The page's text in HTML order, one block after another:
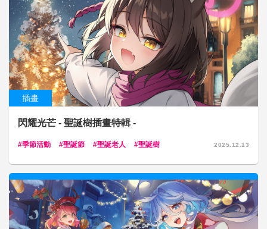
插畫
閃耀光芒 - 聖誕樹插畫特輯 -
季節活動 聖誕節 聖誕老人 聖誕樹 2025.12.13